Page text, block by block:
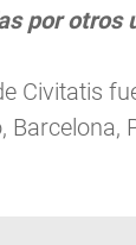
por otros
Civitatis
Barcelona,